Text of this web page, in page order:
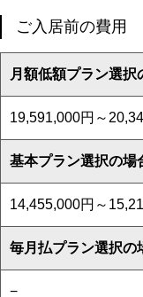
ご入居前の費用
月額低額プラン選択
19,591,000円～
基本プラン選択の場
14,455,000円～
毎月払プラン選択の
−